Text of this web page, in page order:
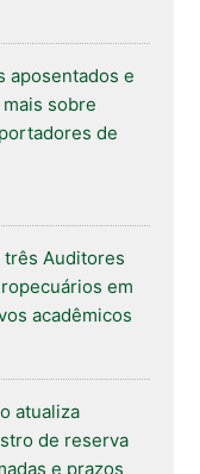
aposentados e
sobre
de
três Auditores
em
acadêmicos
atualiza
de reserva
e prazos